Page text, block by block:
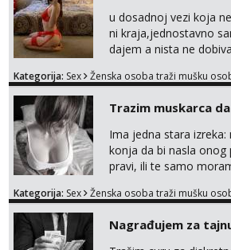
Tel:064/677-677- Kod: #142
tel:0,93€ - mob:1,12€ min
Mira
Čekam tvoj poziv!
064/677-677- Kod: #72
u dosadnoj vezi koja
ni kraja,jednostavno
dajem a nista ne
trazim puno samo
poljupce po tijelu koji
pale,obozavam kad
kontrolu . javi se :)
me tamo, cekam te!
Kategorija: Sex Ženska osoba traži mušku
Trazim muskarca
Ima jedna stara
konja da bi nasla onog
pravi, ili te samo
na sexdater link i javi
Kategorija: Sex Ženska osoba traži mušku
Nagrađujem za